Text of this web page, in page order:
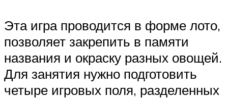
Эта игра проводится в форме лото,
позволяет закрепить в памяти
названия и окраску разных овощей.
Для занятия нужно подготовить
четыре игровых поля, разделенных